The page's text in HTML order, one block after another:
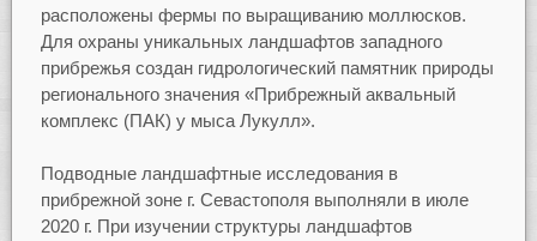
расположены фермы по выращиванию моллюсков.
Для охраны уникальных ландшафтов западного
прибрежья создан гидрологический памятник природы
регионального значения «Прибрежный аквальный
комплекс (ПАК) у мыса Лукулл».
Подводные ландшафтные исследования в
прибрежной зоне г. Севастополя выполняли в июле
2020 г. При изучении структуры ландшафтов